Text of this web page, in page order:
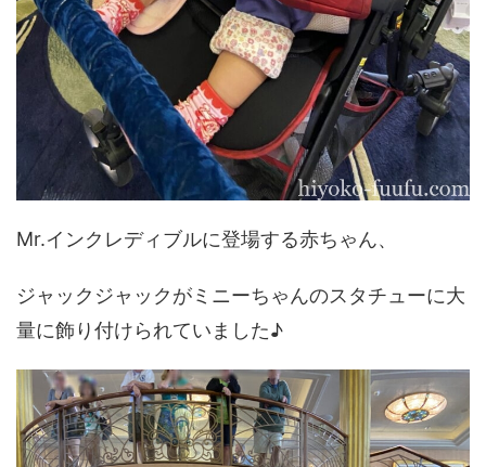
Mr.インクレディブルに登場する赤ちゃん、
ジャックジャックがミニーちゃんのスタチューに大
量に飾り付けられていました♪